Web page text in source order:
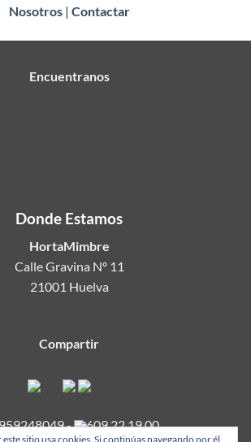
Nosotros| Contactar
Encuentranos
Donde Estamos
HortaMimbre
Calle Gravina Nº 11
21001 Huelva
Compartir
- 609 22 19 00
sitio usa cookies. Si continúas navegando por él,